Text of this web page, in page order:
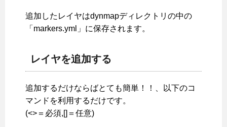
追加したレイヤはdynmapディレクトリの中の
「markers.yml」に保存されます。
レイヤを追加する
追加するだけならばとても簡単！！、以下のコ
マンドを利用するだけです。
(<>＝必須,[]＝任意)